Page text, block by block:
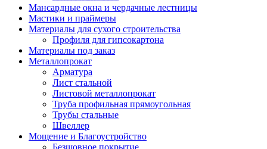
Мансардные окна и чердачные лестницы
Мастики и праймеры
Материалы для сухого строительства
Профиля для гипсокартона
Материалы под заказ
Металлопрокат
Арматура
Лист стальной
Листовой металлопрокат
Труба профильная прямоугольная
Трубы стальные
Швеллер
Мощение и Благоустройство